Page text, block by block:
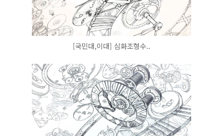
[국민대,이대] 심화조형수..